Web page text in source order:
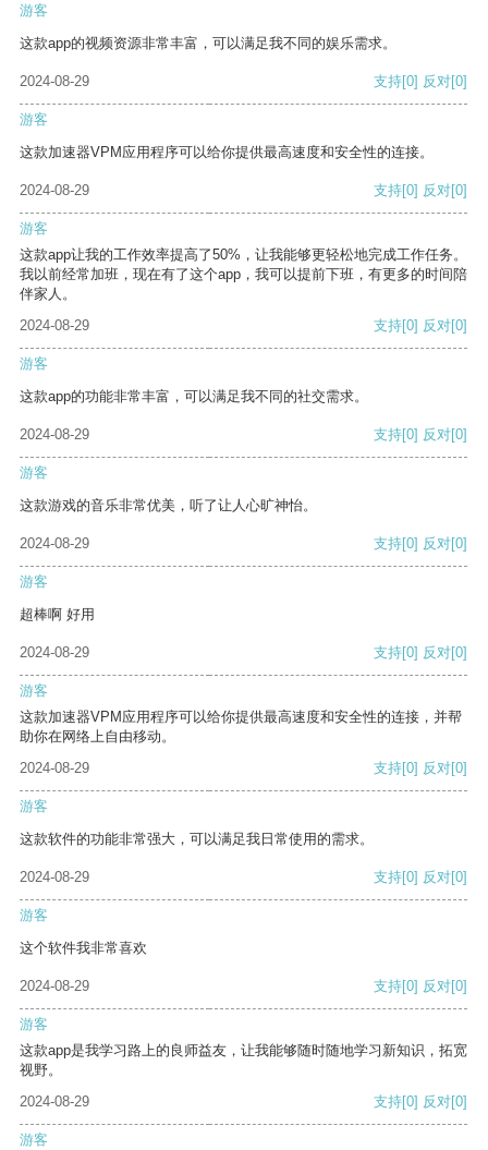
游客
这款app的视频资源非常丰富，可以满足我不同的娱乐需求。
2024-08-29 支持[0] 反对[0]
游客
这款加速器VPM应用程序可以给你提供最高速度和安全性的连接。
2024-08-29 支持[0] 反对[0]
游客
这款app让我的工作效率提高了50%，让我能够更轻松地完成工作任务。
我以前经常加班，现在有了这个app，我可以提前下班，有更多的时间陪
伴家人。
2024-08-29
支持[0] 反对[0]
游客
这款app的功能非常丰富，可以满足我不同的社交需求。
2024-08-29 支持[0] 反对[0]
游客
这款游戏的音乐非常优美，听了让人心旷神怡。
2024-08-29 支持[0] 反对[0]
游客
超棒啊 好用
2024-08-29 支持[0] 反对[0]
游客
这款加速器VPM应用程序可以给你提供最高速度和安全性的连接，并帮
助你在网络上自由移动。
2024-08-29
支持[0] 反对[0]
游客
这款软件的功能非常强大，可以满足我日常使用的需求。
2024-08-29 支持[0] 反对[0]
游客
这个软件我非常喜欢
2024-08-29 支持[0] 反对[0]
游客
这款app是我学习路上的良师益友，让我能够随时随地学习新知识，拓宽
视野。
2024-08-29
支持[0] 反对[0]
游客